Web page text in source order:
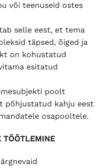
või teenuseid ostes
selle eest, et tema
täpsed, õiged ja
on kohustatud
esitatud
poolt
põhjustatud kahju eest
osapooltele.
TÖÖTLEMINE